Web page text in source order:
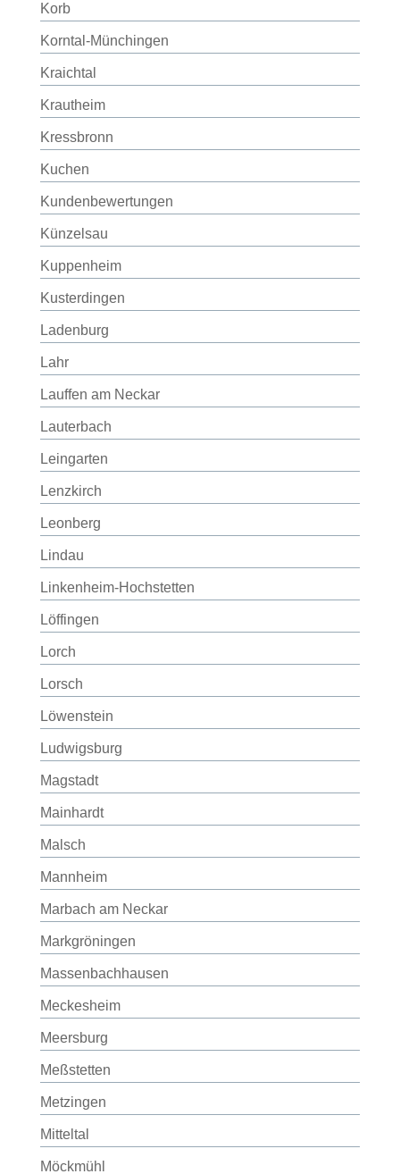
Korb
Korntal-Münchingen
Kraichtal
Krautheim
Kressbronn
Kuchen
Kundenbewertungen
Künzelsau
Kuppenheim
Kusterdingen
Ladenburg
Lahr
Lauffen am Neckar
Lauterbach
Leingarten
Lenzkirch
Leonberg
Lindau
Linkenheim-Hochstetten
Löffingen
Lorch
Lorsch
Löwenstein
Ludwigsburg
Magstadt
Mainhardt
Malsch
Mannheim
Marbach am Neckar
Markgröningen
Massenbachhausen
Meckesheim
Meersburg
Meßstetten
Metzingen
Mitteltal
Möckmühl